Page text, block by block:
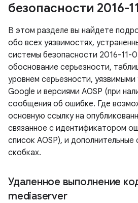
безопасности 2016-
В этом разделе вы найдете
обо всех уязвимостях,
системы безопасности 2016-11-
обоснование серьезности,
уровнем серьезности,
Google и версиями AOSP (при
сообщения об ошибке. Где
основную ссылку на
связанное с идентификатором
список AOSP), и дополнительные
скобках.
Удаленное выполнение
mediaserver